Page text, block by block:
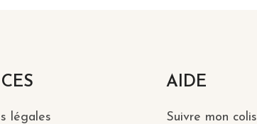
légales
AIDE
Suivre mon colis